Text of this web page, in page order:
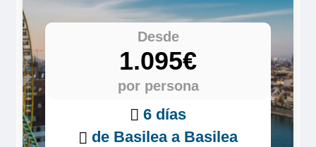
Desde
1.095€
por persona
6 días
de Basilea a Basilea